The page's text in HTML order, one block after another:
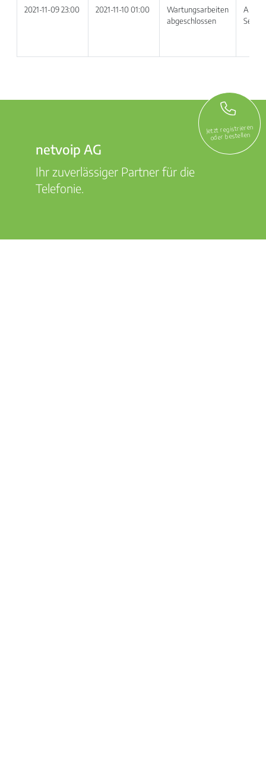
2021-11-09 23:00 2021-11-10 01:00
Wartungsarbeiten
abgeschlossen
Alle
netvoip AG
Ihr zuverlässiger Partner für die
Telefonie.
Jetzt registrieren
oder bestellen